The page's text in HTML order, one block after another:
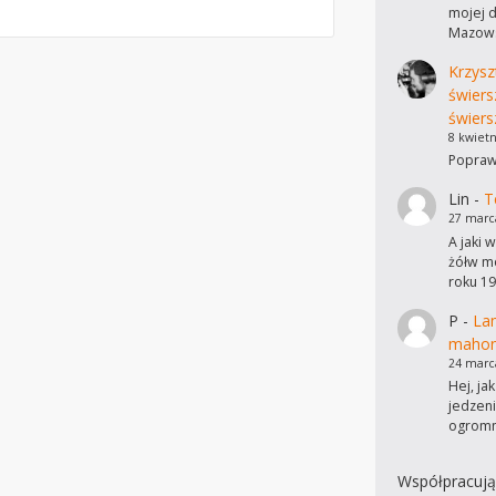
mojej
8
Lin -
27
A jaki
żółw
roku
P -
24
Hej,